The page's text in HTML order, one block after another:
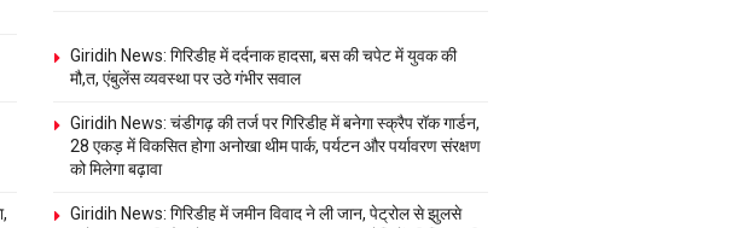
Giridih News: गिरिडीह में दर्दनाक हादसा, बस की चपेट में युवक की
मौ,त, एंबुलेंस व्यवस्था पर उठे गंभीर सवाल
Giridih News: चंडीगढ़ की तर्ज पर गिरिडीह में बनेगा स्क्रैप रॉक गार्डन,
28 एकड़ में विकसित होगा अनोखा थीम पार्क, पर्यटन और पर्यावरण संरक्षण
को मिलेगा बढ़ावा
Giridih News: गिरिडीह में जमीन विवाद ने ली जान, पेट्रोल से झुलसे